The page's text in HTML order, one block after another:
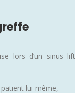
lors d’un sinus lift
patient lui-même,